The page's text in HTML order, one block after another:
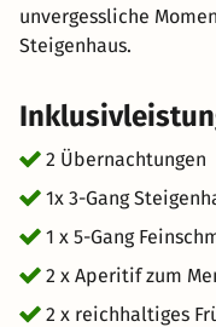
unvergessliche
Steigenhaus.
2 Übernachtungen
1x 3-Gang
1 x 5-Gang
2 x Aperitif zum
2 x reichhaltiges